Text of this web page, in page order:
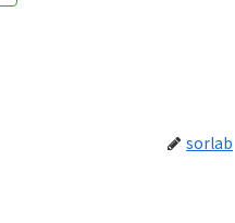
sorlab